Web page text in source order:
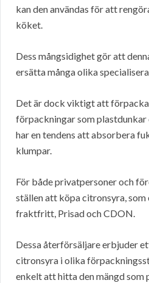
kan den användas för att
köket.
Dess mångsidighet gör att
ersätta många olika
Det är dock viktigt att
förpackningar som plastdunkar
har en tendens att absorbera
klumpar.
För både privatpersoner och
ställen att köpa citronsyra, som
fraktfritt, Prisad och CDON.
Dessa återförsäljare erbjuder
citronsyra i olika
enkelt att hitta den mängd som